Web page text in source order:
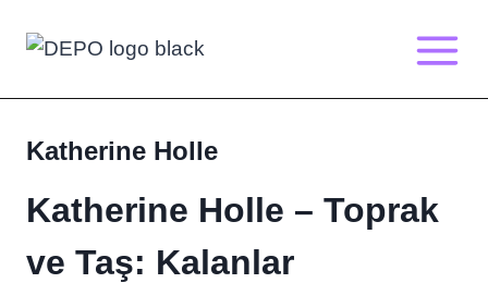
Katherine Holle
Katherine Holle – Toprak
ve Taş: Kalanlar